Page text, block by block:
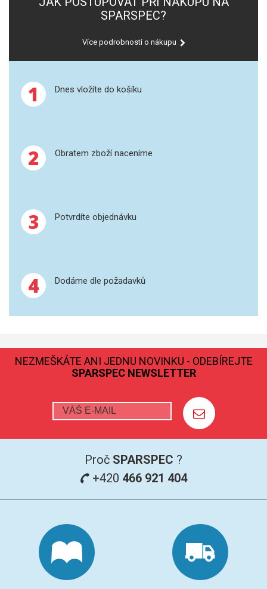
AFM SONDY
SNOM
TERS
SPARSPEC?
Více podrobností o nákupu
1 Dnes vložíte do košíku
2 Obratem zboží naceníme
3 Potvrdíte objednávku
4 Dodáme dle požadavků
NEZMEŠKÁTE ANI JEDNU NOVINKU - ODEBÍREJTE
SPARSPEC NEWSLETTER
Proč SPARSPEC ?
+420 466 921 404